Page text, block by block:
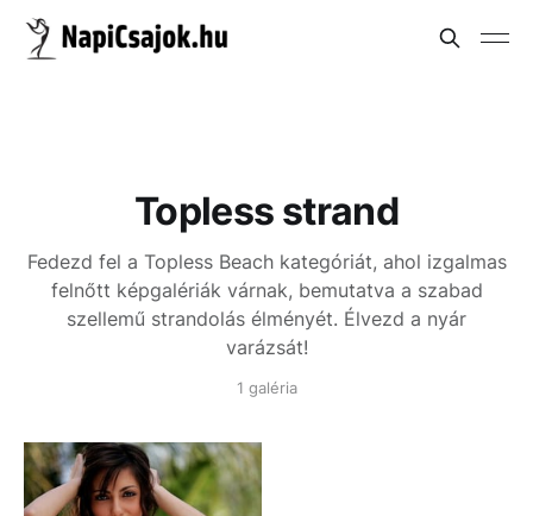
Topless strand
Fedezd fel a Topless Beach kategóriát, ahol izgalmas
felnőtt képgalériák várnak, bemutatva a szabad
szellemű strandolás élményét. Élvezd a nyár
varázsát!
1 galéria